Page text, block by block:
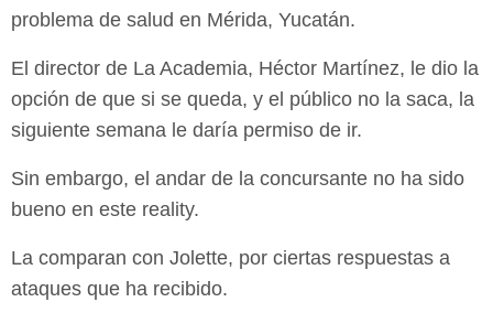
problema de salud en Mérida, Yucatán.
El director de La Academia, Héctor Martínez, le dio la
opción de que si se queda, y el público no la saca, la
siguiente semana le daría permiso de ir.
Sin embargo, el andar de la concursante no ha sido
bueno en este reality.
La comparan con Jolette, por ciertas respuestas a
ataques que ha recibido.